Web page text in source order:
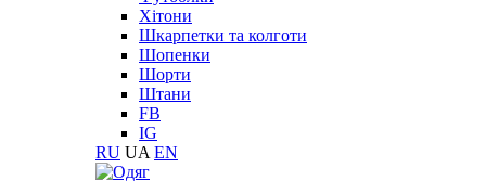
Хітони
Шкарпетки та колготи
Шопенки
Шорти
Штани
FB
IG
RU UA EN